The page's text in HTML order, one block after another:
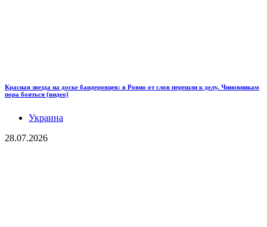
Красная звезда на доске бандеровцев: в Ровно от слов перешли к делу. Чиновникам
пора бояться (видео)
Украина
28.07.2026